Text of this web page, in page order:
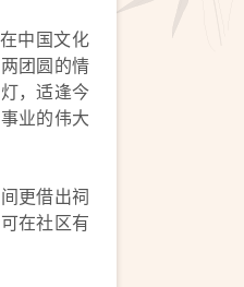
中国文化
团圆的情
，适逢今
业的伟大
更借出祠
在社区有